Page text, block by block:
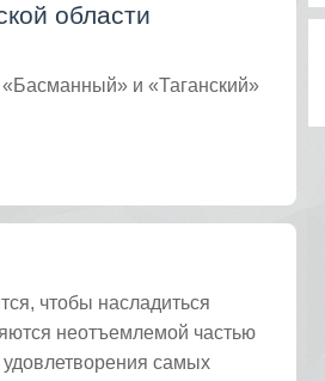
области
и «Таганский»
чтобы насладиться
неотъемлемой частью
самых